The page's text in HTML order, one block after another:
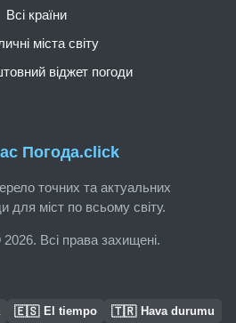
Погода.click
точних та актуальних
для міст по всьому світу.
Всі права захищені.
Всі країни
міста світу
віджет погоди
🇪🇸 El tiempo 🇹🇷 Hava durumu